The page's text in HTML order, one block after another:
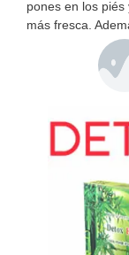
pones en los
más fresca.